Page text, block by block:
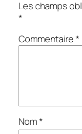
Les champs
*
Commentaire*
Nom*